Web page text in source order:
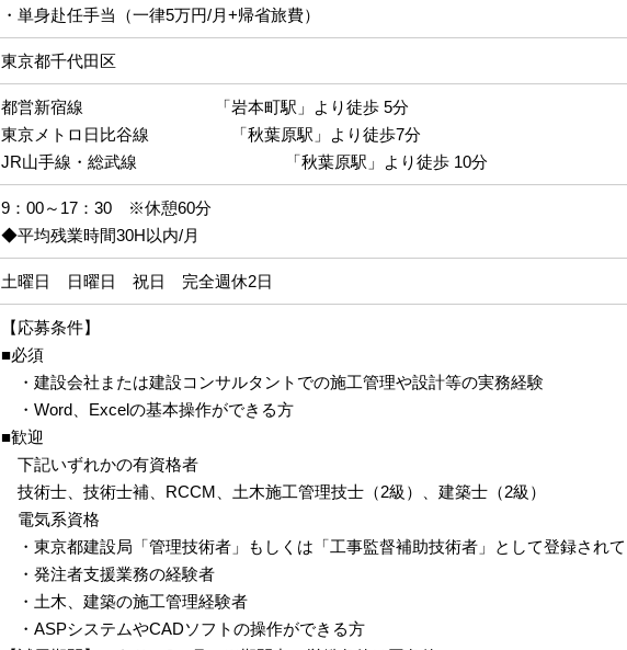
・単身赴任手当（一律5万円/月+帰省旅費）
東京都千代田区
都営新宿線 「岩本町駅」より徒歩 5分
東京メトロ日比谷線 「秋葉原駅」より徒歩7分
JR山手線・総武線 「秋葉原駅」より徒歩 10分
9：00～17：30 ※休憩60分
◆平均残業時間30H以内/月
土曜日 日曜日 祝日 完全週休2日
【応募条件】
■必須
・建設会社または建設コンサルタントでの施工管理や設計等の実務経験
・Word、Excelの基本操作ができる方
■歓迎
下記いずれかの有資格者
技術士、技術士補、RCCM、土木施工管理技士（2級）、建築士（2級）
電気系資格
・東京都建設局「管理技術者」もしくは「工事監督補助技術者」として登録され
・発注者支援業務の経験者
・土木、建築の施工管理経験者
・ASPシステムやCADソフトの操作ができる方